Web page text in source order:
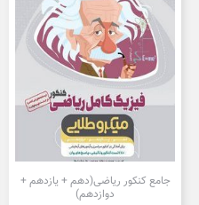
جامع کنکور ریاضی(دهم + یازدهم +
دوازدهم)